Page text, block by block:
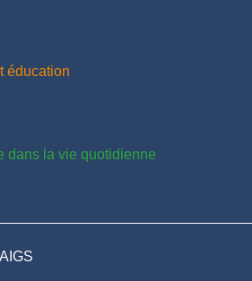
éducation
dans la vie quotidienne